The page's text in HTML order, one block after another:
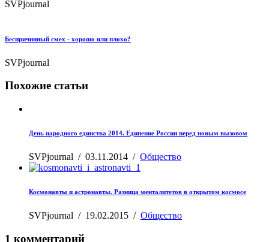
SVPjournal
Беспричинный смех - хорошо или плохо?
SVPjournal
Похожие статьи
День народного единства 2014. Единение России перед новым вызовом
SVPjournal / 03.11.2014 / Общество
Космонавты и астронавты. Разница менталитетов в открытом космосе
SVPjournal / 19.02.2015 / Общество
1 комментарий